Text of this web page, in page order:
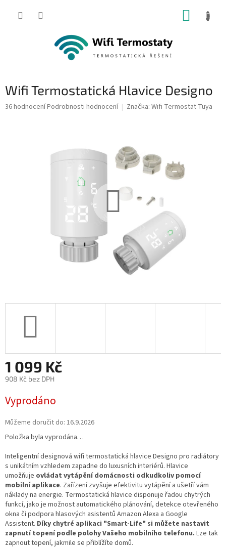
Wifi Termostatická Hlavice Designo
Průměrné
36 hodnoceníPodrobnosti hodnocení Značka: Wifi Termostat Tuya
1 099 Kč
908 Kč bez DPH
cena:
Vyprodáno
Můžeme doručit do: 16.9.2026
Položka byla vyprodána…
Inteligentní designová wifi termostatická hlavice Designo pro radiátory
s unikátním vzhledem zapadne do luxusních interiérů. Hlavice
umožňuje ovládat vytápění domácnosti odkudkoliv pomocí
mobilní aplikace. Zařízení zvyšuje efektivitu vytápění a ušetří vám
náklady na energie. Termostatická hlavice disponuje řadou chytrých
funkcí, jako je možnost automatického plánování, detekce otevřeného
okna či podpora hlasových asistentů Amazon Alexa a Google
Assistent. Díky chytré aplikaci "Smart-Life" si můžete nastavit
zapnutí topení podle polohy Vašeho mobilního telefonu. Lze tak
zapnout topení, jakmile se přiblížíte domů.